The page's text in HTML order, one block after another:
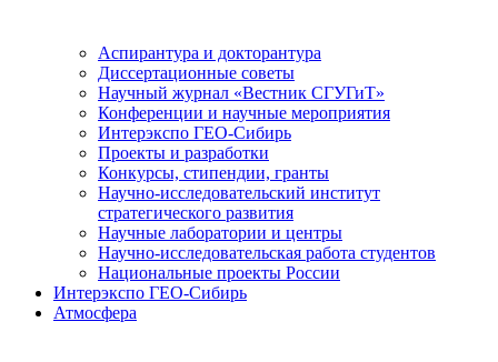
Аспирантура и докторантура
Диссертационные советы
Научный журнал «Вестник СГУГиТ»
Конференции и научные мероприятия
Интерэкспо ГЕО-Сибирь
Проекты и разработки
Конкурсы, стипендии, гранты
Научно-исследовательский институт
стратегического развития
Научные лаборатории и центры
Научно-исследовательская работа студентов
Национальные проекты России
Интерэкспо ГЕО-Сибирь
Атмосфера